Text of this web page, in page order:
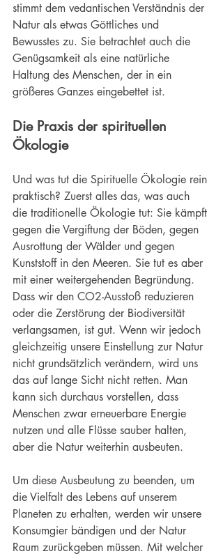
stimmt dem vedantischen Verständnis der
Natur als etwas Göttliches und
Bewusstes zu. Sie betrachtet auch die
Genügsamkeit als eine natürliche
Haltung des Menschen, der in ein
größeres Ganzes eingebettet ist.
Die Praxis der spirituellen
Ökologie
Und was tut die Spirituelle Ökologie rein
praktisch? Zuerst alles das, was auch
die traditionelle Ökologie tut: Sie kämpft
gegen die Vergiftung der Böden, gegen
Ausrottung der Wälder und gegen
Kunststoff in den Meeren. Sie tut es aber
mit einer weitergehenden Begründung.
Dass wir den CO2-Ausstoß reduzieren
oder die Zerstörung der Biodiversität
verlangsamen, ist gut. Wenn wir jedoch
gleichzeitig unsere Einstellung zur Natur
nicht grundsätzlich verändern, wird uns
das auf lange Sicht nicht retten. Man
kann sich durchaus vorstellen, dass
Menschen zwar erneuerbare Energie
nutzen und alle Flüsse sauber halten,
aber die Natur weiterhin ausbeuten.
Um diese Ausbeutung zu beenden, um
die Vielfalt des Lebens auf unserem
Planeten zu erhalten, werden wir unsere
Konsumgier bändigen und der Natur
Raum zurückgeben müssen. Mit welcher